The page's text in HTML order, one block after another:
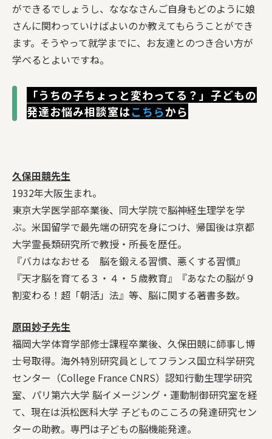
ができるでしょうし、なななさんご自身もどのように娘
さんに関わっていけばよいのか教えてもらうことができ
ます。そうやって就学までに、お友達とのつき合い方が
学べるとよいですね。
「うちの子ちょっと変わってる？」子どもの
発達お悩み相談室はこちらから
久保田競先生
1932年大阪生まれ。
東京大学医学部卒業後、同大学院で脳神経生理学を学
ぶ。米国留学で最先端の研究を身につけ、帰国後は京都
大学霊長類研究所で教授・所長を歴任。
『バカはなおせる 脳を鍛える習慣、悪くする習慣』
『天才脳を育てる３・４・５歳教育』『あなたの脳が９
割変わる！超「朝活」法』等、脳に関する著書多数。
原田妙子先生
福岡大学体育学部修士課程卒業後、久保田競に師事し博
士号取得。海外特別研究員としてフランス国立科学研究
センター（College France CNRS）認知行動生理学研究
室、パリ第六大学 脳イメージング・運動制御研究室を経
て、現在は浜松医科大学 子どものこころの発達研究セン
ターの助教。専門は子どもの脳機能発達。